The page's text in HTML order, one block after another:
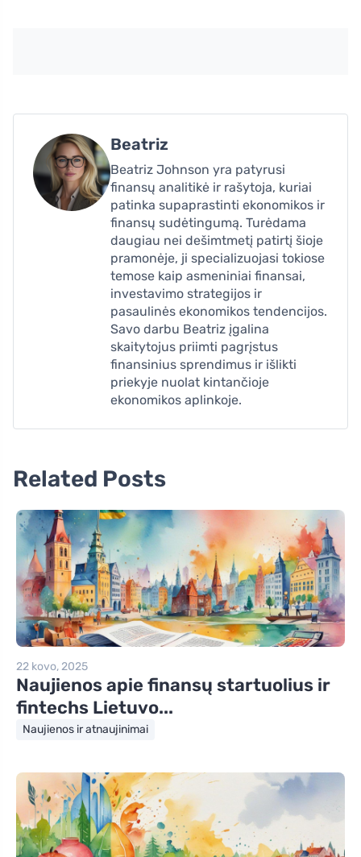
Beatriz
Beatriz Johnson yra patyrusi
finansų analitikė ir rašytoja, kuriai
patinka supaprastinti ekonomikos ir
finansų sudėtingumą. Turėdama
daugiau nei dešimtmetį patirtį šioje
pramonėje, ji specializuojasi tokiose
temose kaip asmeniniai finansai,
investavimo strategijos ir
pasaulinės ekonomikos tendencijos.
Savo darbu Beatriz įgalina
skaitytojus priimti pagrįstus
finansinius sprendimus ir išlikti
priekyje nuolat kintančioje
ekonomikos aplinkoje.
Related Posts
22 kovo, 2025
Naujienos apie finansų startuolius ir
fintechs Lietuvo...
Naujienos ir atnaujinimai